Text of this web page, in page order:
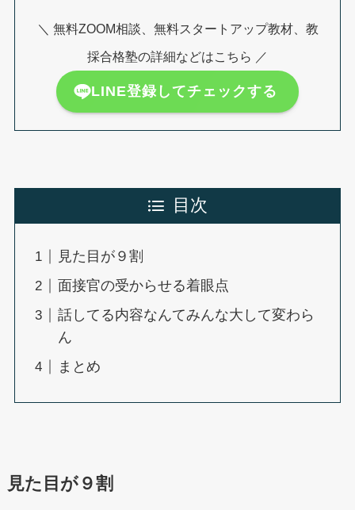
＼ 無料ZOOM相談、無料スタートアップ教材、教
採合格塾の詳細などはこちら ／
LINE登録してチェックする
目次
見た目が９割
面接官の受からせる着眼点
話してる内容なんてみんな大して変わら
ん
まとめ
見た目が９割